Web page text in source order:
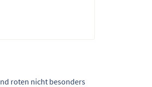
roten nicht besonders